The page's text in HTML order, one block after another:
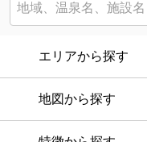
エリアから探す
地図から探す